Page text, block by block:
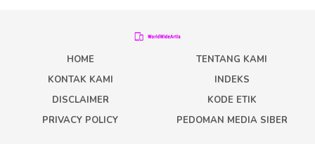
HOME
TENTANG KAMI
KONTAK KAMI
INDEKS
DISCLAIMER
KODE ETIK
PRIVACY POLICY
PEDOMAN MEDIA SIBER